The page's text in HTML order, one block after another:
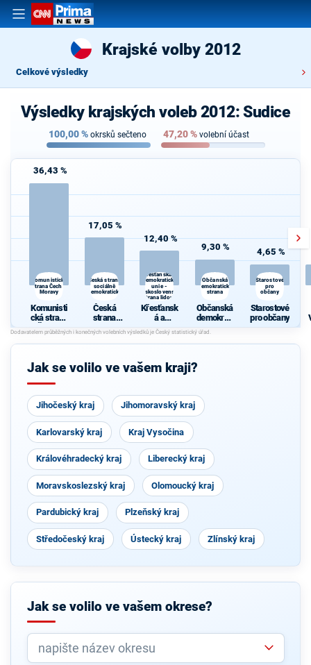
Krajské volby 2012
Celkové výsledky
Výsledky krajských voleb 2012: Sudice
100,00% okrsků sečteno 47,20% volební účast
36,43 %
Komunistická
strana Čech a
Moravy
Komunisti
cká strana
Čech a
Moravy
17,05 %
Česká strana
sociálně
demokratická
Česká
strana
sociálně
demokrati
cká
12,40 %
Křesťanská a
demokratická
unie -
Československá
strana lidová
Křesťansk
á a
demokrati
cká unie -
Českoslov
strana
9,30 %
Občanská
demokratická
strana
Občanská
demokrati
cká strana
4,65 %
Starostové
pro
občany
Starostové
pro občany
Jak se volilo ve vašem kraji?
Jihočeský kraj Jihomoravský kraj
Karlovarský kraj Kraj Vysočina
Královéhradecký kraj Liberecký kraj
Moravskoslezský kraj Olomoucký kraj
Pardubický kraj Plzeňský kraj
Středočeský kraj Ústecký kraj Zlínský kraj
Jak se volilo ve vašem okrese?